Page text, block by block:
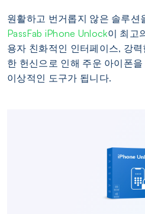
원활하고 번거롭지 않은 솔루션
PassFab iPhone Unlock이 최고
용자 친화적인 인터페이스, 강
한 헌신으로 인해 주운 아이폰
이상적인 도구가 됩니다.